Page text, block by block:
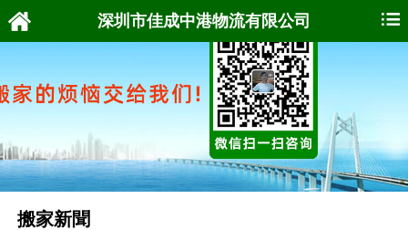
深圳市佳成中港物流有限公司
搬家新聞